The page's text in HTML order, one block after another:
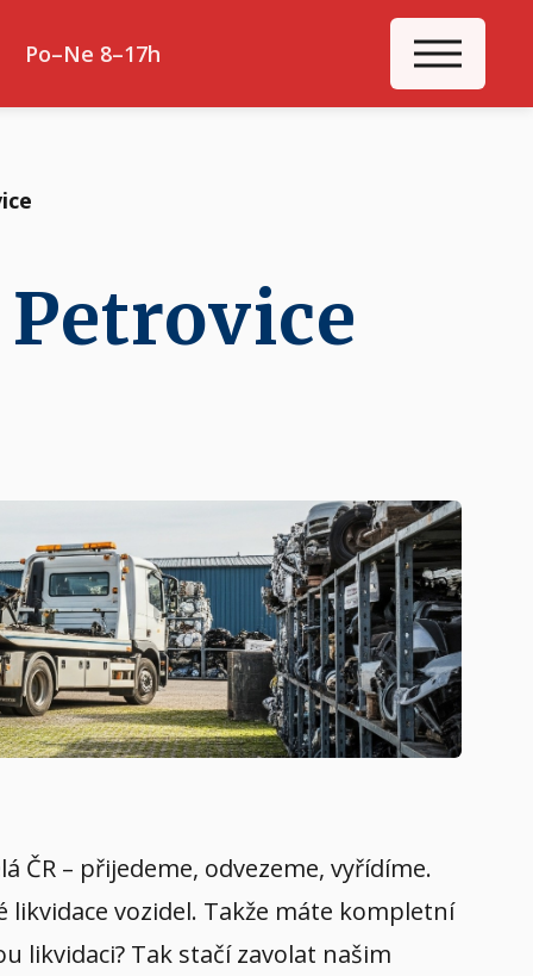
Po–Ne 8–17h
ČR – přijedeme, odvezeme, vyřídíme.
vozidel. Takže máte kompletní
likvidaci? Tak stačí zavolat našim